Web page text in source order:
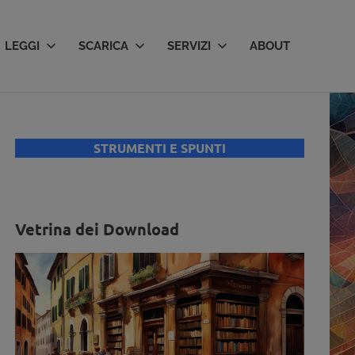
LEGGI SCARICA SERVIZI ABOUT
STRUMENTI E SPUNTI
Vetrina dei Download